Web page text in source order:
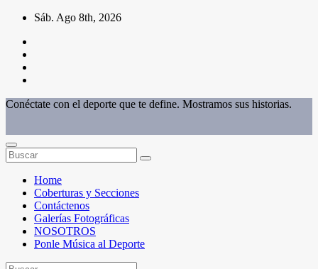
Saltar
contenido
Sáb. Ago 8th, 2026
Conéctate con el deporte que te define. Mostramos sus historias.
Home
Coberturas y Secciones
Contáctenos
Galerías Fotográficas
NOSOTROS
Ponle Música al Deporte